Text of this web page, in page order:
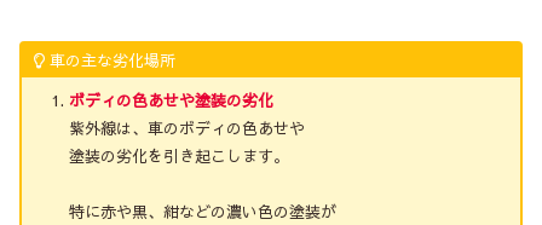
車の主な劣化場所
ボディの色あせや塗装の劣化
紫外線は、車のボディの色あせや
塗装の劣化を引き起こします。
特に赤や黒、紺などの濃い色の塗装が